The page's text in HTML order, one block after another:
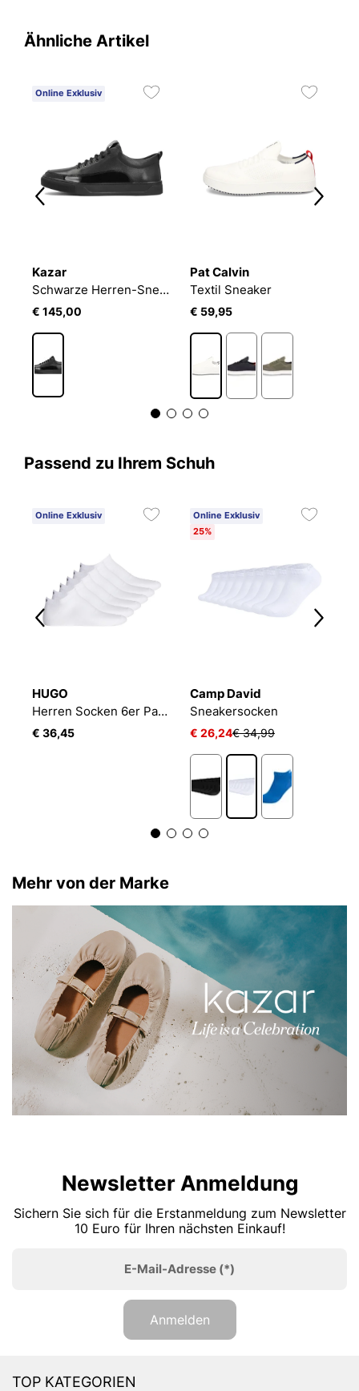
Ähnliche Artikel
Online Exklusiv
Kazar
Schwarze Herren-Sneaker aus Leder mit eleganten Einsätzen
€ 145,00
Pat Calvin
Textil Sneaker
€ 59,95
Passend zu Ihrem Schuh
Online Exklusiv
HUGO
Herren Socken 6er Pack 6P AS UNI CC 10260253 01
€ 36,45
Online Exklusiv
25%
Camp David
Sneakersocken
€ 26,24€ 34,99
Mehr von der Marke
Newsletter Anmeldung
Sichern Sie sich für die Erstanmeldung zum Newsletter
10 Euro für Ihren nächsten Einkauf!
E-Mail-Adresse (*)
Anmelden
TOP KATEGORIEN